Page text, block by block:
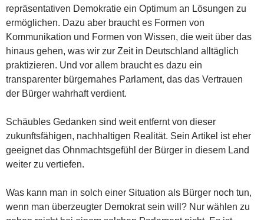
repräsentativen Demokratie ein Optimum an Lösungen zu
ermöglichen. Dazu aber braucht es Formen von
Kommunikation und Formen von Wissen, die weit über das
hinaus gehen, was wir zur Zeit in Deutschland alltäglich
praktizieren. Und vor allem braucht es dazu ein
transparenter bürgernahes Parlament, das das Vertrauen
der Bürger wahrhaft verdient.
Schäubles Gedanken sind weit entfernt von dieser
zukunftsfähigen, nachhaltigen Realität. Sein Artikel ist eher
geeignet das Ohnmachtsgefühl der Bürger in diesem Land
weiter zu vertiefen.
Was kann man in solch einer Situation als Bürger noch tun,
wenn man überzeugter Demokrat sein will? Nur wählen zu